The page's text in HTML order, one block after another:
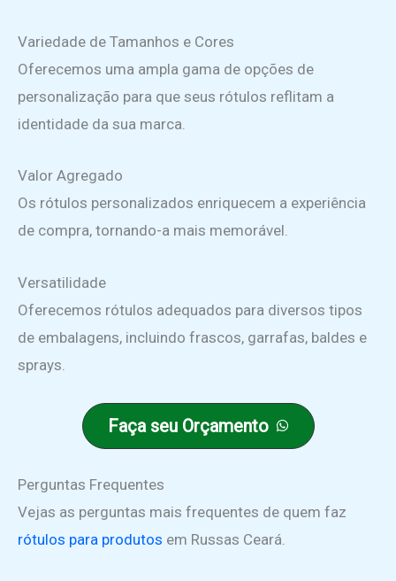
Variedade de Tamanhos e Cores
Oferecemos uma ampla gama de opções de
personalização para que seus rótulos reflitam a
identidade da sua marca.
Valor Agregado
Os rótulos personalizados enriquecem a experiência
de compra, tornando-a mais memorável.
Versatilidade
Oferecemos rótulos adequados para diversos tipos
de embalagens, incluindo frascos, garrafas, baldes e
sprays.
Faça seu Orçamento
Perguntas Frequentes
Vejas as perguntas mais frequentes de quem faz
rótulos para produtos em Russas Ceará.